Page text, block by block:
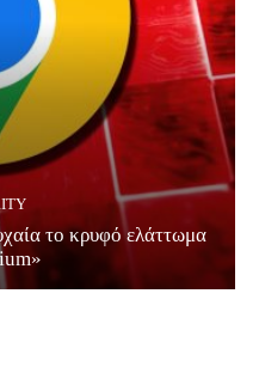
το κρυφό ελάττωμα